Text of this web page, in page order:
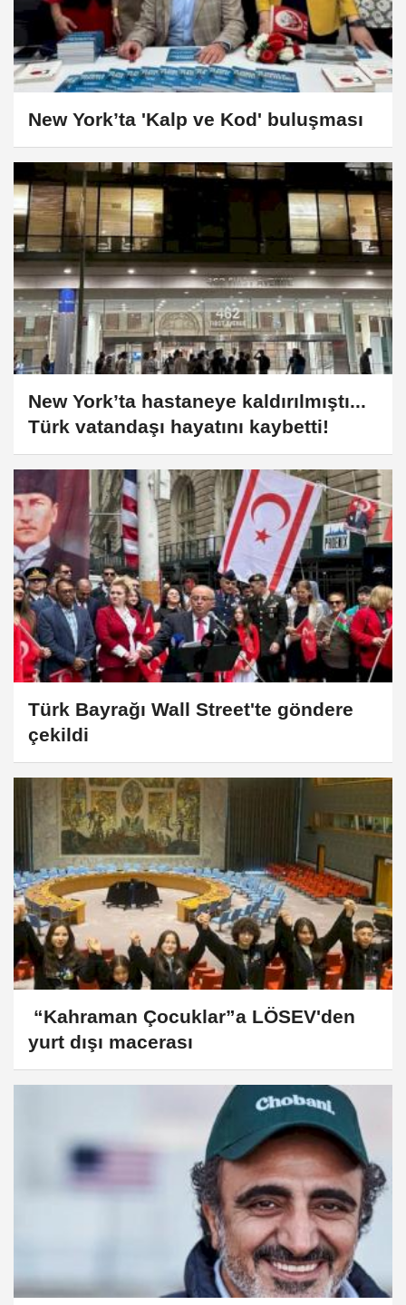
New York’ta 'Kalp ve Kod' buluşması
New York’ta hastaneye kaldırılmıştı...
Türk vatandaşı hayatını kaybetti!
Türk Bayrağı Wall Street'te göndere
çekildi
“Kahraman Çocuklar”a LÖSEV'den
yurt dışı macerası